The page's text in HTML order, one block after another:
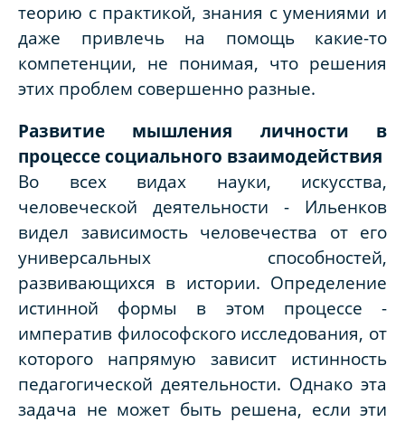
теорию с практикой, знания с умениями и
даже привлечь на помощь какие-то
компетенции, не понимая, что решения
этих проблем совершенно разные.
Развитие мышления личности в
процессе социального взаимодействия
Во всех видах науки, искусства,
человеческой деятельности - Ильенков
видел зависимость человечества от его
универсальных способностей,
развивающихся в истории. Определение
истинной формы в этом процессе -
императив философского исследования, от
которого напрямую зависит истинность
педагогической деятельности. Однако эта
задача не может быть решена, если эти